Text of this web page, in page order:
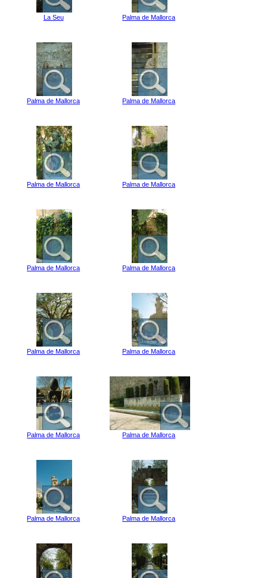
La Seu Palma de Mallorca
Palma de Mallorca Palma de Mallorca
Palma de Mallorca Palma de Mallorca
Palma de Mallorca Palma de Mallorca
Palma de Mallorca Palma de Mallorca
Palma de Mallorca Palma de Mallorca
Palma de Mallorca Palma de Mallorca